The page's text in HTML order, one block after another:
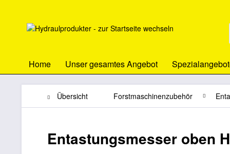
Home Unser gesamtes Angebot
Übersicht Forstmaschinenzubehör
Entastungsmesser oben